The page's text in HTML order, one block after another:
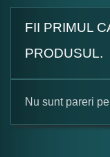
FII PRIMUL
PRODUSUL.
Formular
Nu sunt pareri